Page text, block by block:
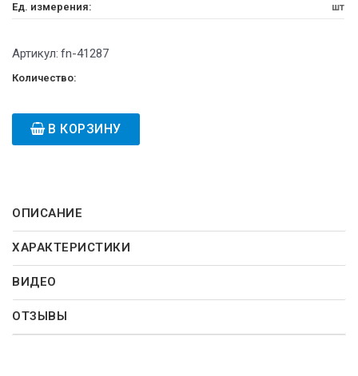
Ед. измерения: шт
Артикул: fn-41287
Количество:
В КОРЗИНУ
ОПИСАНИЕ
ХАРАКТЕРИСТИКИ
ВИДЕО
ОТЗЫВЫ